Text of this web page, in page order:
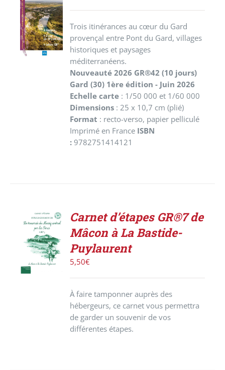
PRODUIT
/
DÉTAILS
Trois itinérances au cœur du Gard
provençal entre Pont du Gard, villages
historiques et paysages
méditerranéens.
Nouveauté 2026 GR®42 (10 jours)
Gard (30) 1ère édition - Juin 2026
Echelle carte : 1/50 000 et 1/60 000
Dimensions : 25 x 10,7 cm (plié)
Format : recto-verso, papier pelliculé
Imprimé en France ISBN
: 9782751414121
ACHETER
LE
PRODUIT
/
DÉTAILS
Carnet d’étapes GR®7 de
Mâcon à La Bastide-
Puylaurent
5,50€
À faire tamponner auprès des
hébergeurs, ce carnet vous permettra
de garder un souvenir de vos
différentes étapes.